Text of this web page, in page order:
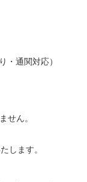
・通関対応）
せん。
します。